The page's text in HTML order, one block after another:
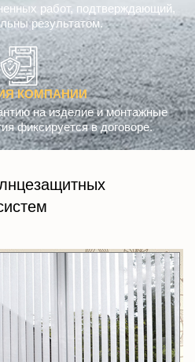
работ, подтверждающий,
результатом.
КОМПАНИИ
на изделие и монтажные
фиксируется в договоре.